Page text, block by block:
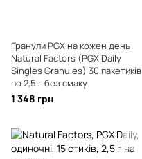
Гранули PGX на кожен день
Natural Factors (PGX Daily
Singles Granules) 30 пакетиків
по 2,5 г без смаку
1 348 грн